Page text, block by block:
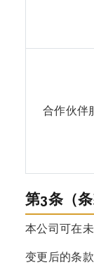
合作伙伴
第3条（
本公司可在
变更后的条